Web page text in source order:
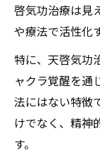
啓気功治療は見
や療法で活性化
特に、天啓気功
ャクラ覚醒を通
法にはない特徴
けでなく、精神
す。